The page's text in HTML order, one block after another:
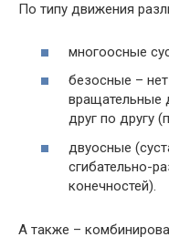
По типу движения
многоосные
безосные –
вращательные
друг по другу
двуосные
сгибательно-
конечностей).
А также –